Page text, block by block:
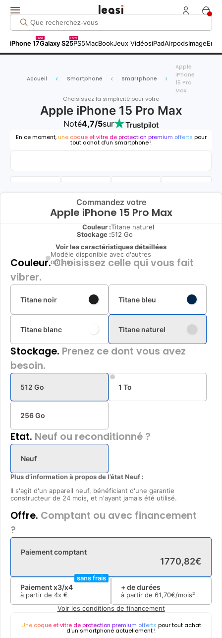
iPhone 17
new
Galaxy S25
new
PS5MacBookJeux VidéosiPadAirpodsImage
Accueil Smartphone Smartphone
Apple
iPhone
15 Pro
Max
Choisissez la simplicité pour votre
Apple iPhone 15 Pro Max
Noté4,7/5sur
En ce moment, une coque et vitre de protection premium offerts pour
tout achat d'un smartphone !
Commandez votre
Apple iPhone 15 Pro Max
Couleur :Titane naturel
Stockage :512 Go
Voir les caractéristiques détaillées
Modèle disponible avec d'autres
options
Couleur.Choisissez celle qui vous fait
vibrer.
Titane noir Titane bleu
Titane blanc Titane naturel
Stockage. Prenez ce dont vous avez
besoin.
512 Go 1 To
256 Go
Etat. Neuf ou reconditionné ?
Neuf
Plus d’information à propos de l’état Neuf :
Il s'agit d'un appareil neuf, bénéficiant d'une garantie
constructeur de 24 mois, et n'ayant jamais été utilisé.
Offre. Comptant ou avec financement
?
Paiement comptant
1770,82€
Paiement x3/x4
à partir de 4x €
sans frais
+ de durées
à partir de 61,70€/mois²
Voir les conditions de financement
Une coque et vitre de protection premium offerts pour tout achat
d'un smartphone actuellement !